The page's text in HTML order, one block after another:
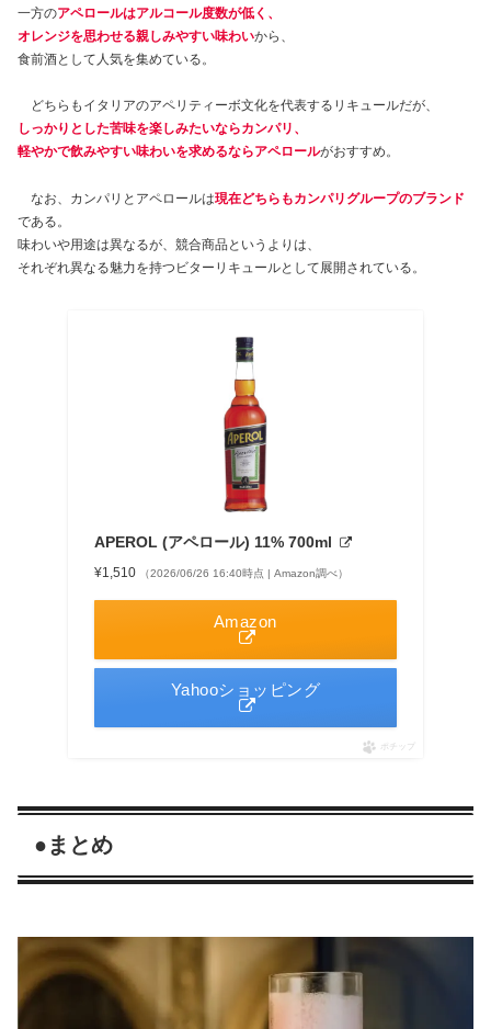
一方のアペロールはアルコール度数が低く、
オレンジを思わせる親しみやすい味わいから、
食前酒として人気を集めている。
どちらもイタリアのアペリティーボ文化を代表するリキュールだが、
しっかりとした苦味を楽しみたいならカンパリ 、
軽やかで飲みやすい味わいを求めるならアペロールがおすすめ。
なお、カンパリとアペロールは現在どちらもカンパリグループのブランド
である。
味わいや用途は異なるが、競合商品というよりは、
それぞれ異なる魅力を持つビターリキュールとして展開されている。
APEROL (アペロール) 11% 700ml
¥1,510 （2026/06/26 16:40時点 | Amazon調べ）
Amazon
Yahooショッピング
ポチップ
●まとめ